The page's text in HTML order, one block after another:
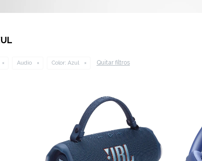
Audio Color: Azul Quitar filtros